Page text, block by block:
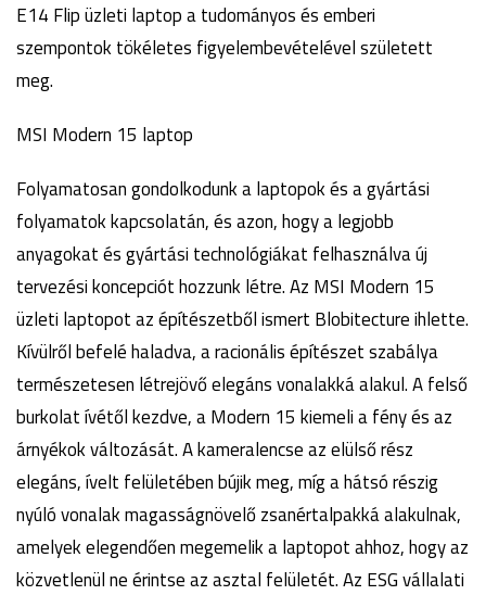
E14 Flip üzleti laptop a tudományos és emberi
szempontok tökéletes figyelembevételével született
meg.
MSI Modern 15 laptop
Folyamatosan gondolkodunk a laptopok és a gyártási
folyamatok kapcsolatán, és azon, hogy a legjobb
anyagokat és gyártási technológiákat felhasználva új
tervezési koncepciót hozzunk létre. Az MSI Modern 15
üzleti laptopot az építészetből ismert Blobitecture ihlette.
Kívülről befelé haladva, a racionális építészet szabálya
természetesen létrejövő elegáns vonalakká alakul. A felső
burkolat ívétől kezdve, a Modern 15 kiemeli a fény és az
árnyékok változását. A kameralencse az elülső rész
elegáns, ívelt felületében bújik meg, míg a hátsó részig
nyúló vonalak magasságnövelő zsanértalpakká alakulnak,
amelyek elegendően megemelik a laptopot ahhoz, hogy az
közvetlenül ne érintse az asztal felületét. Az ESG vállalati